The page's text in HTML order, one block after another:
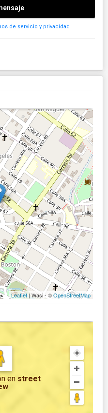
de servicio y privacidad
Leaflet | Wasi - ©OpenStreetMap
en street